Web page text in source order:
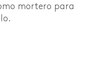
mortero para